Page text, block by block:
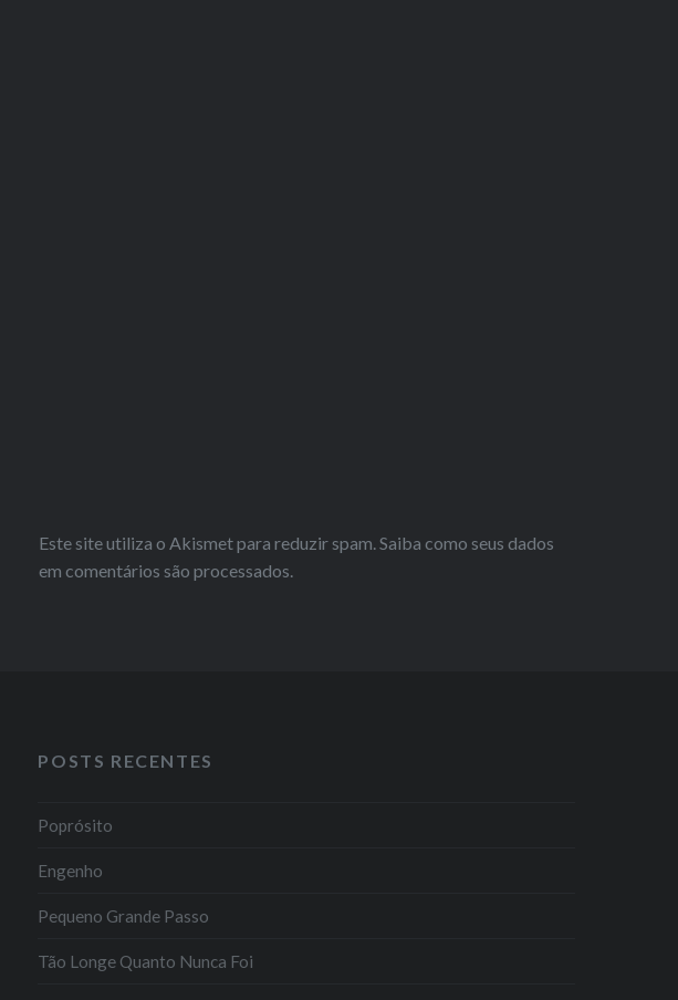
Este site utiliza o Akismet para reduzir spam.Saiba como seus dados
em comentários são processados.
POSTS RECENTES
Poprósito
Engenho
Pequeno Grande Passo
Tão Longe Quanto Nunca Foi